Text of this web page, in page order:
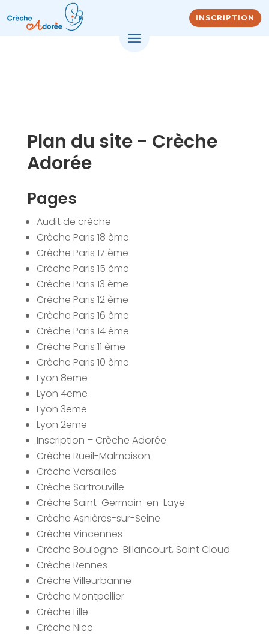
INSCRIPTION
Plan du site - Crèche
Adorée
Pages
Audit de crèche
Crèche Paris 18 ème
Crèche Paris 17 ème
Crèche Paris 15 ème
Crèche Paris 13 ème
Crèche Paris 12 ème
Crèche Paris 16 ème
Crèche Paris 14 ème
Crèche Paris 11 ème
Crèche Paris 10 ème
Lyon 8eme
Lyon 4eme
Lyon 3eme
Lyon 2eme
Inscription – Crèche Adorée
Crèche Rueil-Malmaison
Crèche Versailles
Crèche Sartrouville
Crèche Saint-Germain-en-Laye
Crèche Asnières-sur-Seine
Crèche Vincennes
Crèche Boulogne-Billancourt, Saint Cloud
Crèche Rennes
Crèche Villeurbanne
Crèche Montpellier
Crèche Lille
Crèche Nice